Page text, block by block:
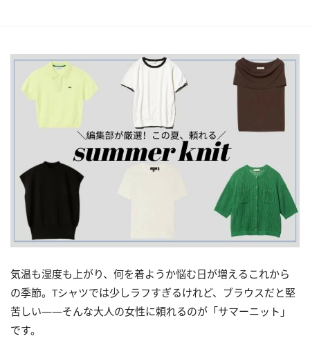
気温も湿度も上がり、何を着ようか悩む日が増えるこれから
の季節。Tシャツでは少しラフすぎるけれど、ブラウスだと堅
苦しい——そんな大人の女性に頼れるのが「サマーニット」
です。